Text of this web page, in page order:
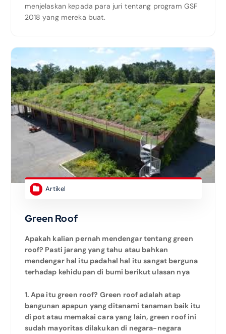
menjelaskan kepada para juri tentang program GSF
2018 yang mereka buat.
Artikel
Green Roof
Apakah kalian pernah mendengar tentang green
roof? Pasti jarang yang tahu atau bahkan
mendengar hal itu padahal hal itu sangat berguna
terhadap kehidupan di bumi berikut ulasan nya
1. Apa itu green roof? Green roof adalah atap
bangunan apapun yang ditanami tanaman baik itu
di pot atau memakai cara yang lain, green roof ini
sudah mayoritas dilakukan di negara-negara